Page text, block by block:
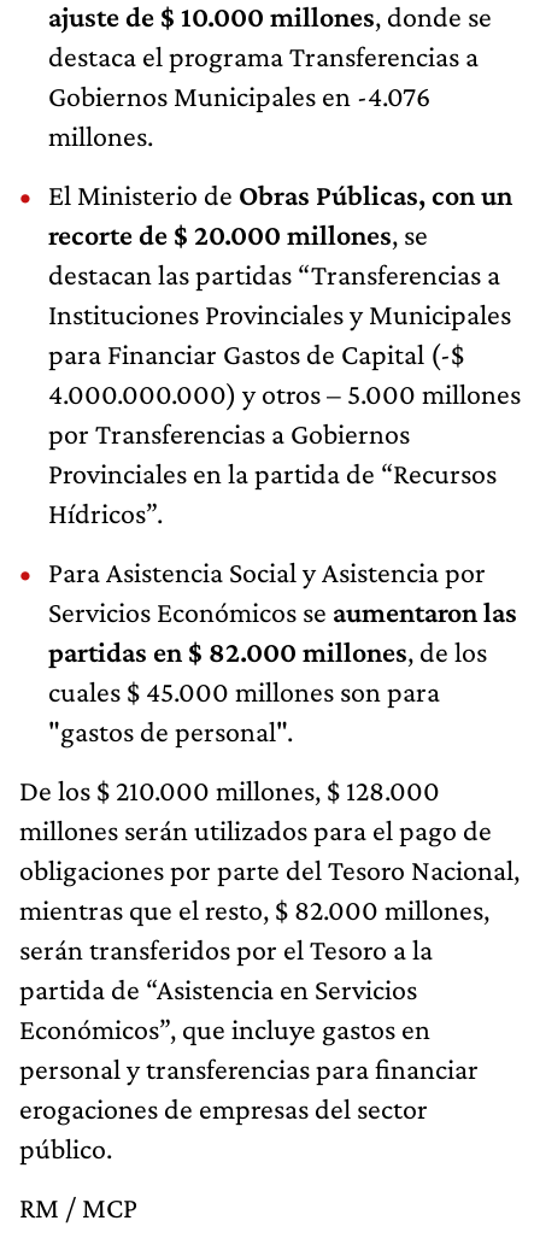
ajuste de $ 10.000 millones, donde se
destaca el programa Transferencias a
Gobiernos Municipales en -4.076
millones.
El Ministerio de Obras Públicas, con un
recorte de $ 20.000 millones, se
destacan las partidas “Transferencias a
Instituciones Provinciales y Municipales
para Financiar Gastos de Capital (-$
4.000.000.000) y otros – 5.000 millones
por Transferencias a Gobiernos
Provinciales en la partida de “Recursos
Hídricos”.
Para Asistencia Social y Asistencia por
Servicios Económicos se aumentaron las
partidas en $ 82.000 millones, de los
cuales $ 45.000 millones son para
"gastos de personal".
De los $ 210.000 millones, $ 128.000
millones serán utilizados para el pago de
obligaciones por parte del Tesoro Nacional,
mientras que el resto, $ 82.000 millones,
serán transferidos por el Tesoro a la
partida de “Asistencia en Servicios
Económicos”, que incluye gastos en
personal y transferencias para financiar
erogaciones de empresas del sector
público.
RM / MCP